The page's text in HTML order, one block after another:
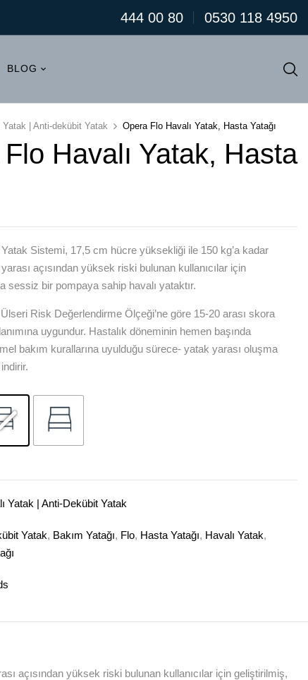
444 00 80 0530 118 4950
BLOG
Yatak | Anti-dekübit Yatak Opera Flo Havalı Yatak, Hasta Yatağı
Havalı Yatak, Hasta
Sistemi, 17,5 cm hücre yüksekliği ile 150 kg’a kadar
yarası açısından yüksek riski bulunan kullanıcılar için
sessiz bir pompaya sahip havalı yataktır.
Risk Değerlendirme Ölçeği’ne göre 15-20 arası skora
uygundur. Hastalık döneminin hemen başında
bakım kurallarına uyulduğu sürece- yatak yarası oluşma
Yatak | Anti-Dekübit Yatak
Yatak, Bakım Yatağı, Flo, Hasta Yatağı, Havalı Yatak,
açısından yüksek riski bulunan kullanıcılar için geliştirilmiş,